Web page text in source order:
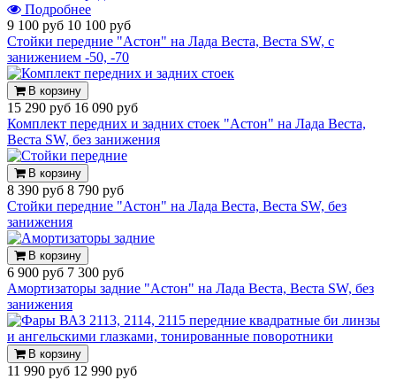
Подробнее
9 100 руб 10 100 руб
Стойки передние "Астон" на Лада Веста, Веста SW, с
занижением -50, -70
В корзину
15 290 руб 16 090 руб
Комплект передних и задних стоек "Астон" на Лада Веста,
Веста SW, без занижения
В корзину
8 390 руб 8 790 руб
Стойки передние "Астон" на Лада Веста, Веста SW, без
занижения
В корзину
6 900 руб 7 300 руб
Амортизаторы задние "Астон" на Лада Веста, Веста SW, без
занижения
В корзину
11 990 руб 12 990 руб